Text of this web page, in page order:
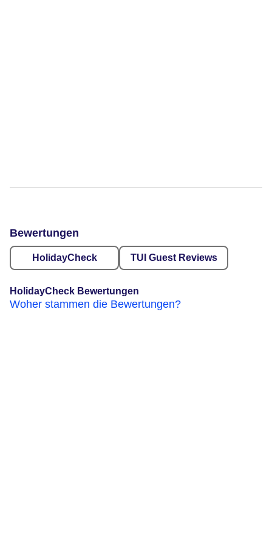
Bewertungen
HolidayCheck TUI Guest Reviews
HolidayCheck Bewertungen
Woher stammen die Bewertungen?